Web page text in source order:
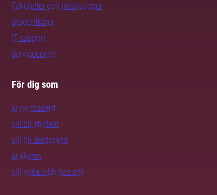
Fakulteter och institutioner
Studentkårer
IT-support
Servicecenter
För dig som
är ny student
vill bli student
vill bli doktorand
är alumn
vill söka jobb hos oss